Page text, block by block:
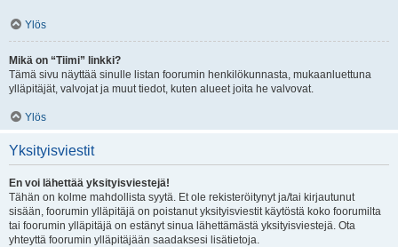
Ylös
Mikä on “Tiimi” linkki?
Tämä sivu näyttää sinulle listan foorumin henkilökunnasta, mukaanluettuna
ylläpitäjät, valvojat ja muut tiedot, kuten alueet joita he valvovat.
Ylös
Yksityisviestit
En voi lähettää yksityisviestejä!
Tähän on kolme mahdollista syytä. Et ole rekisteröitynyt ja/tai kirjautunut
sisään, foorumin ylläpitäjä on poistanut yksityisviestit käytöstä koko foorumilta
tai foorumin ylläpitäjä on estänyt sinua lähettämästä yksityisviestejä. Ota
yhteyttä foorumin ylläpitäjään saadaksesi lisätietoja.